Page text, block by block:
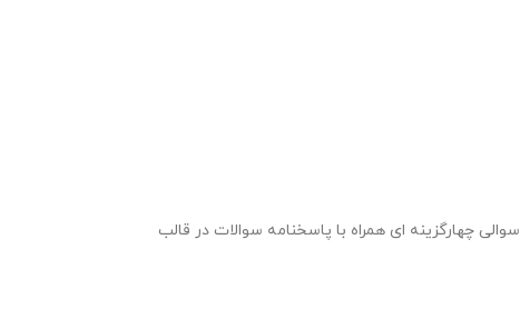
30 نمونه سوال مسابقات تفسیر قرآن کریم پایه دوازدهم ویژه مرحله مدرسه ای و شهرستانی مسابقات قرآن ، عترت و نماز در قالب 2 نمونه سوال 20 سوالی چهارگزینه ای همراه با پاسخنامه سوالات در قالب